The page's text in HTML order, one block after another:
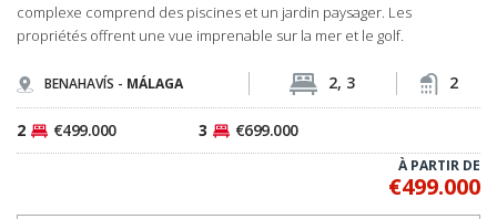
À PARTIR DE
€499.000
DÉTAILS IMMOBILIER